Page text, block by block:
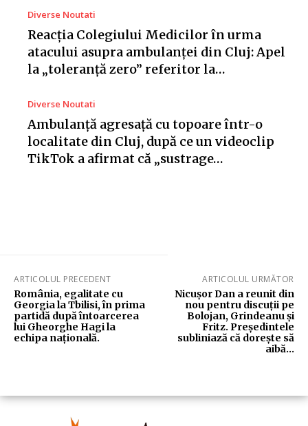
Diverse Noutati
Reacția Colegiului Medicilor în urma
atacului asupra ambulanței din Cluj: Apel
la „toleranță zero” referitor la…
Diverse Noutati
Ambulanță agresață cu topoare într-o
localitate din Cluj, după ce un videoclip
TikTok a afirmat că „sustrage…
ARTICOLUL PRECEDENT
România, egalitate cu
Georgia la Tbilisi, în prima
partidă după întoarcerea
lui Gheorghe Hagi la
echipa națională.
ARTICOLUL URMĂTOR
Nicușor Dan a reunit din
nou pentru discuții pe
Bolojan, Grindeanu și
Fritz. Președintele
subliniază că dorește să
aibă…